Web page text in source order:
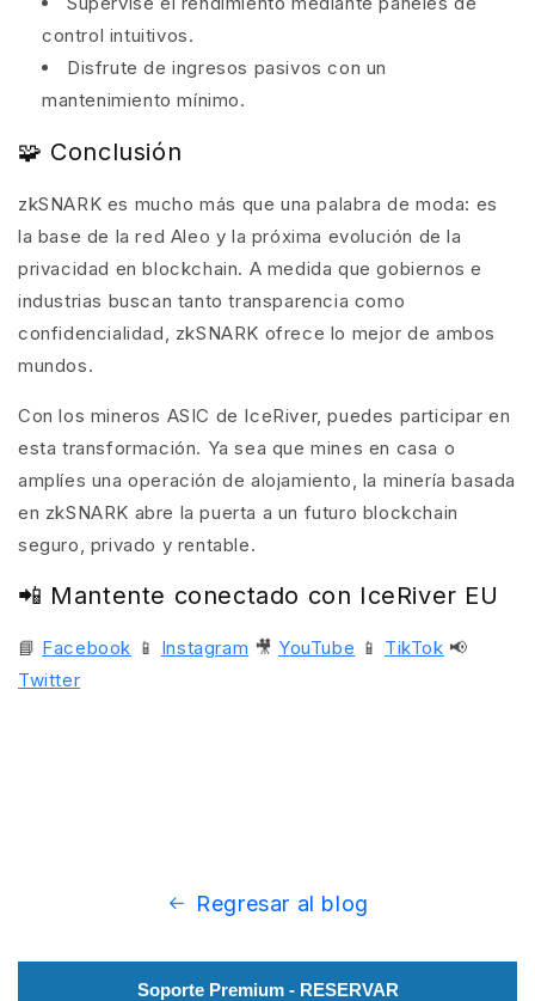
control intuitivos.
Disfrute de ingresos pasivos con un
mantenimiento mínimo.
🧩 Conclusión
zkSNARK es mucho más que una palabra de moda: es
la base de la red Aleo y la próxima evolución de la
privacidad en blockchain. A medida que gobiernos e
industrias buscan tanto transparencia como
confidencialidad, zkSNARK ofrece lo mejor de ambos
mundos.
Con los mineros ASIC de IceRiver, puedes participar en
esta transformación. Ya sea que mines en casa o
amplíes una operación de alojamiento, la minería basada
en zkSNARK abre la puerta a un futuro blockchain
seguro, privado y rentable.
📲 Mantente conectado con IceRiver EU
📘 Facebook 📱 Instagram 🎥 YouTube 📱 TikTok 📢
Twitter
Regresar al blog
Soporte Premium - RESERVAR